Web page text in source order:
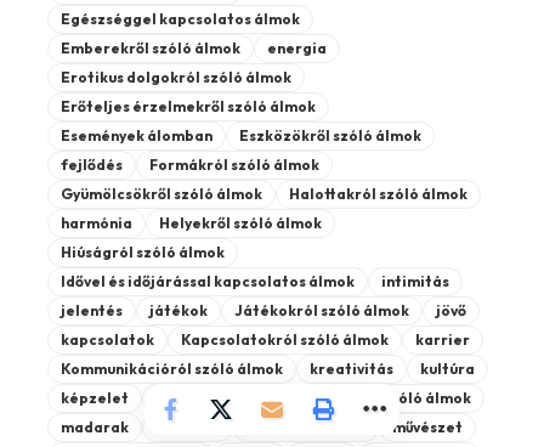
Egészséggel kapcsolatos álmok
Emberekről szóló álmok
energia
Erotikus dolgokról szóló álmok
Erőteljes érzelmekről szóló álmok
Események álomban
Eszközökről szóló álmok
fejlődés
Formákról szóló álmok
Gyümölcsökről szóló álmok
Halottakról szóló álmok
harmónia
Helyekről szóló álmok
Hiúságról szóló álmok
Idővel és időjárással kapcsolatos álmok
intimitás
jelentés
játékok Játékokról szóló álmok
jövő
kapcsolatok
Kapcsolatokról szóló álmok
karrier
Kommunikációról szóló álmok
kreativitás
kultúra
képzelet
Közlekedés álmok
Luxusról szóló álmok
madarak
misztika Misztikus álmok
művészet